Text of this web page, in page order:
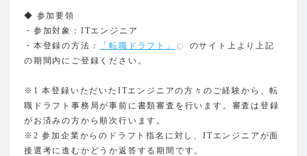
◆ 参加要領
・参加対象：ITエンジニア
・本登録の方法：
「転職ドラフト」
のサイト上より上記
の期間内にご登録ください。
※1 本登録いただいたITエンジニアの方々のご経験から、転
職ドラフト事務局が事前に書類審査を行います。審査は登録
がお済みの方から順次行います。
※2 参加企業からのドラフト指名に対し、ITエンジニアが面
接選考に進むかどうか返答する期間です。